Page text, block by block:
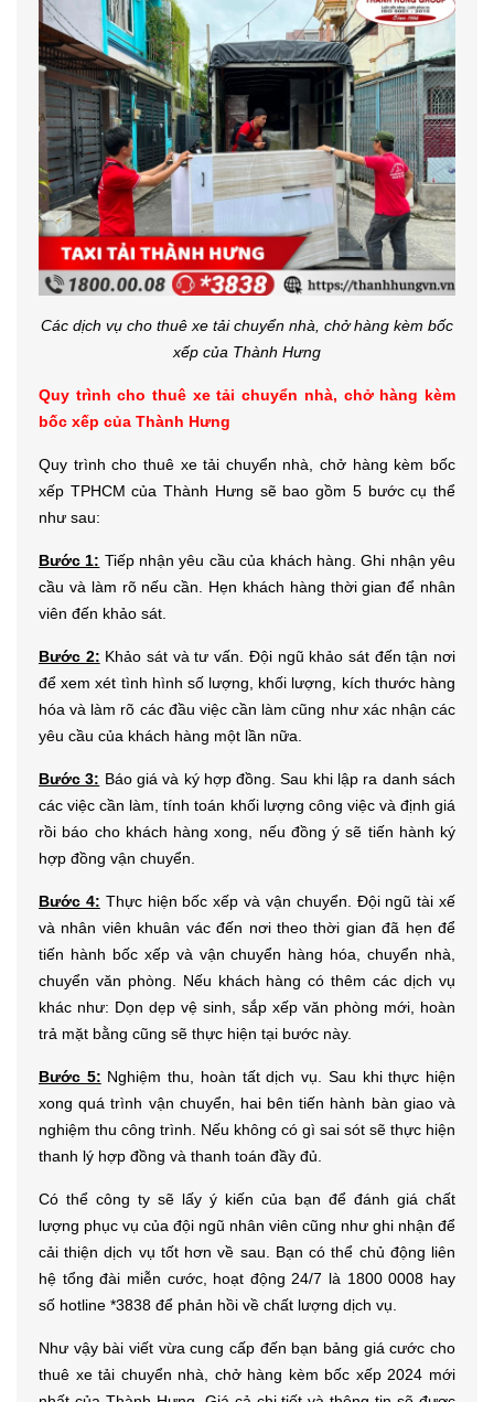
Các dịch vụ cho thuê xe tải chuyển nhà, chở hàng kèm bốc
xếp của Thành Hưng
Quy trình cho thuê xe tải chuyển nhà, chở hàng kèm
bốc xếp của Thành Hưng
Quy trình cho thuê xe tải chuyển nhà, chở hàng kèm bốc
xếp TPHCM của Thành Hưng sẽ bao gồm 5 bước cụ thể
như sau:
Bước 1: Tiếp nhận yêu cầu của khách hàng. Ghi nhận yêu
cầu và làm rõ nếu cần. Hẹn khách hàng thời gian để nhân
viên đến khảo sát.
Bước 2: Khảo sát và tư vấn. Đội ngũ khảo sát đến tận nơi
để xem xét tình hình số lượng, khối lượng, kích thước hàng
hóa và làm rõ các đầu việc cần làm cũng như xác nhận các
yêu cầu của khách hàng một lần nữa.
Bước 3: Báo giá và ký hợp đồng. Sau khi lập ra danh sách
các việc cần làm, tính toán khối lượng công việc và định giá
rồi báo cho khách hàng xong, nếu đồng ý sẽ tiến hành ký
hợp đồng vận chuyển.
Bước 4: Thực hiện bốc xếp và vận chuyển. Đội ngũ tài xế
và nhân viên khuân vác đến nơi theo thời gian đã hẹn để
tiến hành bốc xếp và vận chuyển hàng hóa, chuyển nhà,
chuyển văn phòng. Nếu khách hàng có thêm các dịch vụ
khác như: Dọn dẹp vệ sinh, sắp xếp văn phòng mới, hoàn
trả mặt bằng cũng sẽ thực hiện tại bước này.
Bước 5: Nghiệm thu, hoàn tất dịch vụ. Sau khi thực hiện
xong quá trình vận chuyển, hai bên tiến hành bàn giao và
nghiệm thu công trình. Nếu không có gì sai sót sẽ thực hiện
thanh lý hợp đồng và thanh toán đầy đủ.
Có thể công ty sẽ lấy ý kiến của bạn để đánh giá chất
lượng phục vụ của đội ngũ nhân viên cũng như ghi nhận để
cải thiện dịch vụ tốt hơn về sau. Bạn có thể chủ động liên
hệ tổng đài miễn cước, hoạt động 24/7 là 1800 0008 hay
số hotline *3838 để phản hồi về chất lượng dịch vụ.
Như vậy bài viết vừa cung cấp đến bạn bảng giá cước cho
thuê xe tải chuyển nhà, chở hàng kèm bốc xếp 2024 mới